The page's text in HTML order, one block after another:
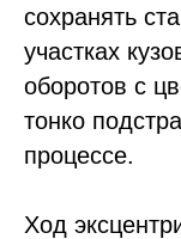
сохранять
участках
оборотов с
тонко
процессе.
Ход